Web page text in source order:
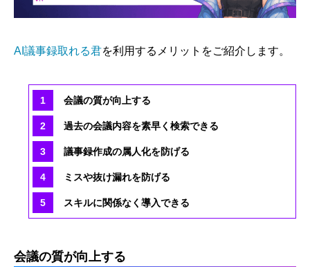
AI議事録取れる君を利用するメリットをご紹介します。
会議の質が向上する
過去の会議内容を素早く検索できる
議事録作成の属人化を防げる
ミスや抜け漏れを防げる
スキルに関係なく導入できる
会議の質が向上する